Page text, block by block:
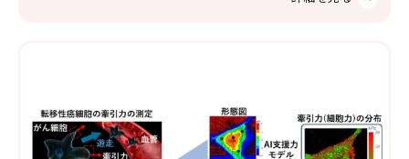
情報科学
情報工学 人間情報学